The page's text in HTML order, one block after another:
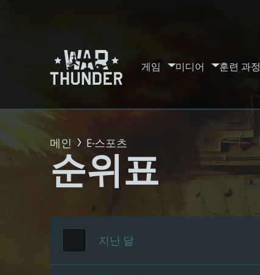
게임 미디어 훈련 과정
메인 E-스포츠
순위표
지난 달